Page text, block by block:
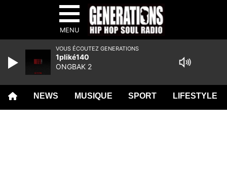
MENU
NEWS MUSIQUE SPORT LIFESTYLE
VOUS ÉCOUTEZ GENERATIONS
1pliké140
ONGBAK 2